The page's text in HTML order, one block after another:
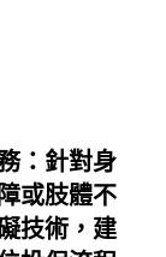
：針對身
或肢體不
技術，建